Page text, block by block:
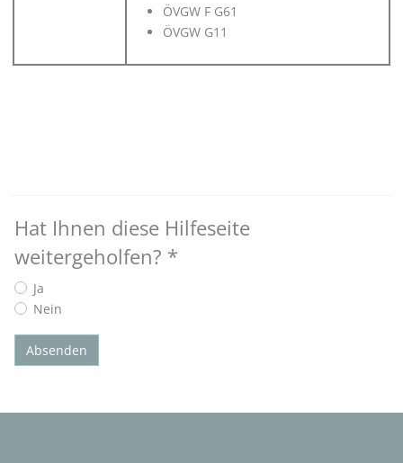
ÖVGW F G61
ÖVGW G11
Hat Ihnen diese Hilfeseite
weitergeholfen? *
Ja
Nein
Absenden